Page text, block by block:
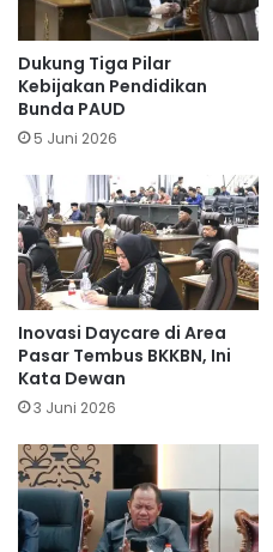
Dukung Tiga Pilar
Kebijakan Pendidikan
Bunda PAUD
5 Juni 2026
Inovasi Daycare di Area
Pasar Tembus BKKBN, Ini
Kata Dewan
3 Juni 2026